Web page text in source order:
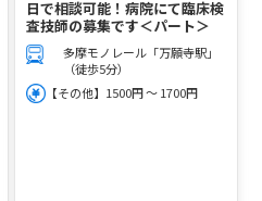
日で相談可能！病院にて臨床検
査技師の募集です＜パート＞
多摩モノレール「万願寺駅」
（徒歩5分）
【その他】1500円 ～ 1700円